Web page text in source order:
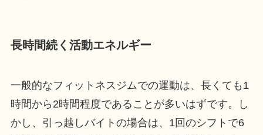
長時間続く活動エネルギー
一般的なフィットネスジムでの運動は、長くても1
時間から2時間程度であることが多いはずです。し
かし、引っ越しバイトの場合は、1回のシフトで6